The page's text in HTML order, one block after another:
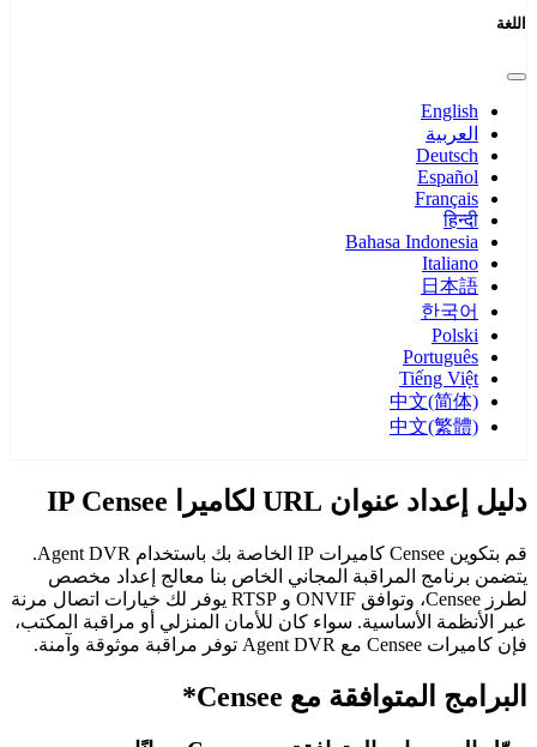
اللغة
English
العربية
Deutsch
Español
Français
हिन्दी
Bahasa Indonesia
Italiano
日本語
한국어
Polski
Português
Tiếng Việt
中文(简体)
中文(繁體)
دليل إعداد عنوان URL لكاميرا IP Censee
قم بتكوين Censee كاميرات IP الخاصة بك باستخدام Agent DVR.
يتضمن برنامج المراقبة المجاني الخاص بنا معالج إعداد مخصص
لطرز Censee، وتوافق ONVIF و RTSP يوفر لك خيارات اتصال مرنة
عبر الأنظمة الأساسية. سواء كان للأمان المنزلي أو مراقبة المكتب،
فإن كاميرات Censee مع Agent DVR توفر مراقبة موثوقة وآمنة.
البرامج المتوافقة مع Censee*